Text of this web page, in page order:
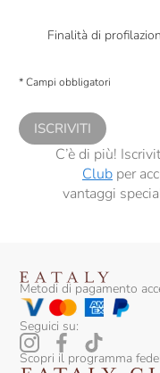
Finalità di
comunicazioni
* Campi obbligatori
ISCRIVITI
C’è di più!
Clubper
vantaggi
Metodi di pagamento
Seguici su:
Scopri il programma